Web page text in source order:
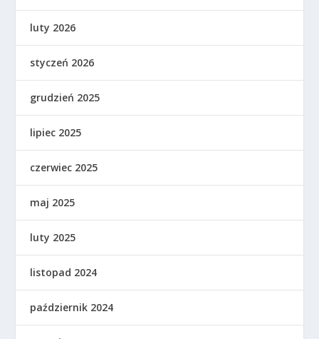
luty 2026
styczeń 2026
grudzień 2025
lipiec 2025
czerwiec 2025
maj 2025
luty 2025
listopad 2024
październik 2024